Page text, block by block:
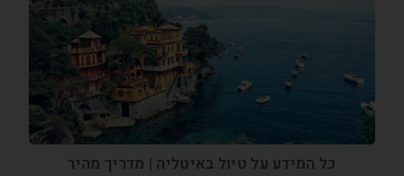
כל המידע על טיול באיטליה | מדריך מהיר